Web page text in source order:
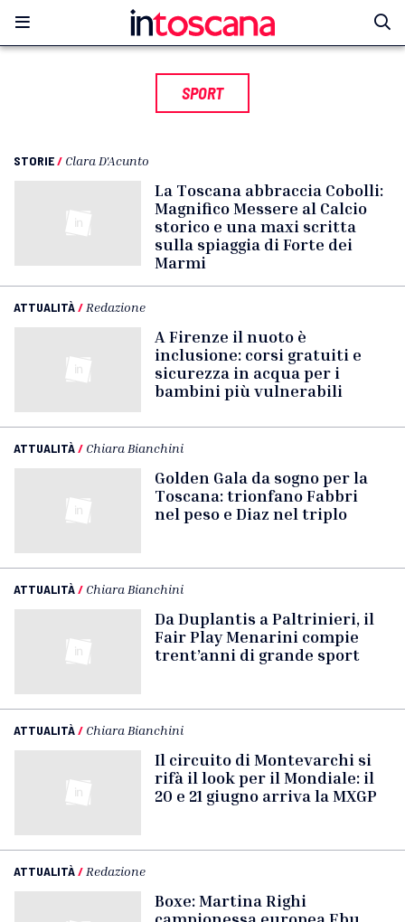
SPORT
STORIE/ Clara D'Acunto
La Toscana abbraccia Cobolli:
Magnifico Messere al Calcio
storico e una maxi scritta
sulla spiaggia di Forte dei
Marmi
ATTUALITÀ/ Redazione
A Firenze il nuoto è
inclusione: corsi gratuiti e
sicurezza in acqua per i
bambini più vulnerabili
ATTUALITÀ/ Chiara Bianchini
Golden Gala da sogno per la
Toscana: trionfano Fabbri
nel peso e Diaz nel triplo
ATTUALITÀ/ Chiara Bianchini
Da Duplantis a Paltrinieri, il
Fair Play Menarini compie
trent’anni di grande sport
ATTUALITÀ/ Chiara Bianchini
Il circuito di Montevarchi si
rifà il look per il Mondiale: il
20 e 21 giugno arriva la MXGP
ATTUALITÀ/ Redazione
Boxe: Martina Righi